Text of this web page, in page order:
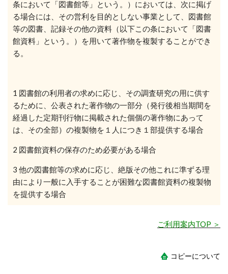
条において「図書館等」という。）においては、次に掲げ
る場合には、その営利を目的としない事業として、図書館
等の図書、記録その他の資料（以下この条において「図書
館資料」という。）を用いて著作物を複製することができ
る。
1 図書館の利用者の求めに応じ、その調査研究の用に供す
るために、公表された著作物の一部分（発行後相当期間を
経過した定期刊行物に掲載された個個の著作物にあって
は、その全部）の複製物を１人につき１部提供する場合
2 図書館資料の保存のため必要がある場合
3 他の図書館等の求めに応じ、絶版その他これに準ずる理
由により一般に入手することが困難な図書館資料の複製物
を提供する場合
ご利用案内TOP ＞
コピーについて